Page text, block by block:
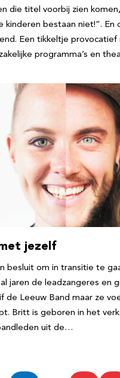
die titel voorbij zien
kinderen bestaan niet!”. En
Een tikkeltje provocatief
programma’s en
jezelf
besluit om in transitie te
jaren de leadzangeres en
de Leeuw Band maar ze
Britt is geboren in het
uit de…